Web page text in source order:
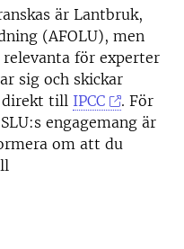
är Lantbruk,
(AFOLU), men
för experter
sig och skickar
direkt till IPCC
. För
engagemang är
om att du